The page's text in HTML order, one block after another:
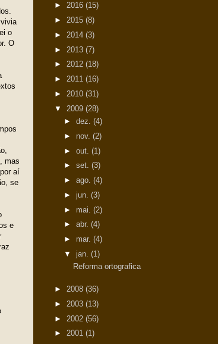
o
O
mas
aí
se
e
► 2016 (15)
► 2015 (8)
► 2014 (3)
► 2013 (7)
► 2012 (18)
► 2011 (16)
► 2010 (31)
▼ 2009 (28)
► dez. (4)
► nov. (2)
► out. (1)
► set. (3)
► ago. (4)
► jun. (3)
► mai. (2)
► abr. (4)
► mar. (4)
▼ jan. (1)
Reforma ortografica
► 2008 (36)
► 2003 (13)
► 2002 (56)
► 2001 (1)